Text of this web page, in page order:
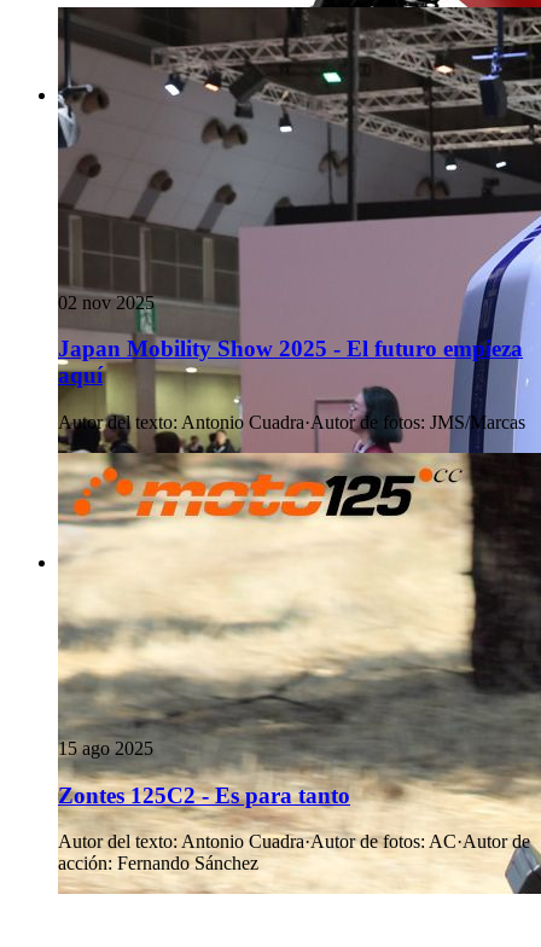
02 nov 2025
Japan Mobility Show 2025 - El futuro empieza
aquí
Autor del texto: Antonio Cuadra·Autor de fotos: JMS/Marcas
15 ago 2025
Zontes 125C2 - Es para tanto
Autor del texto: Antonio Cuadra·Autor de fotos: AC·Autor de
acción: Fernando Sánchez